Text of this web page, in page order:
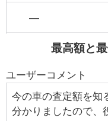
―
最高額と
ユーザーコメント
今の車の査定額を知
分かりましたので、